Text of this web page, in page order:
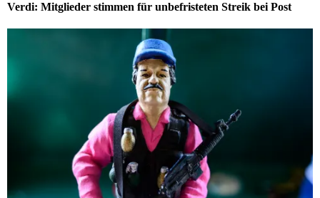
Verdi: Mitglieder stimmen für unbefristeten Streik bei Post